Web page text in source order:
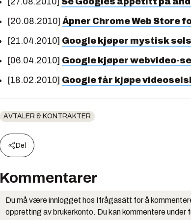
[20.08.2010] Åpner Chrome Web Store
[21.04.2010] Google kjøper mystisk
[06.04.2010] Google kjøper webvideo-
[18.02.2010] Google får kjøpe
AVTALER & KONTRAKTER
Del
Kommentarer
Du må være innlogget hos Ifrågasätt for å
oppretting av brukerkonto. Du kan kommentere under